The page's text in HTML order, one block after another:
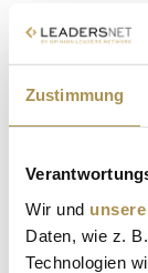
Zustimmung
Wir und
Daten, wie z.
Technologien